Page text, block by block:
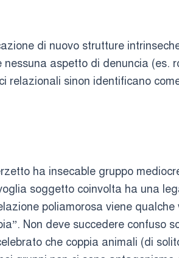
di nuovo strutture
aspetto di denuncia (es.
sinon identificano
ha insecable gruppo
soggetto coinvolta ha una
poliamorosa viene
Non deve succedere confuso
che coppia animali (di